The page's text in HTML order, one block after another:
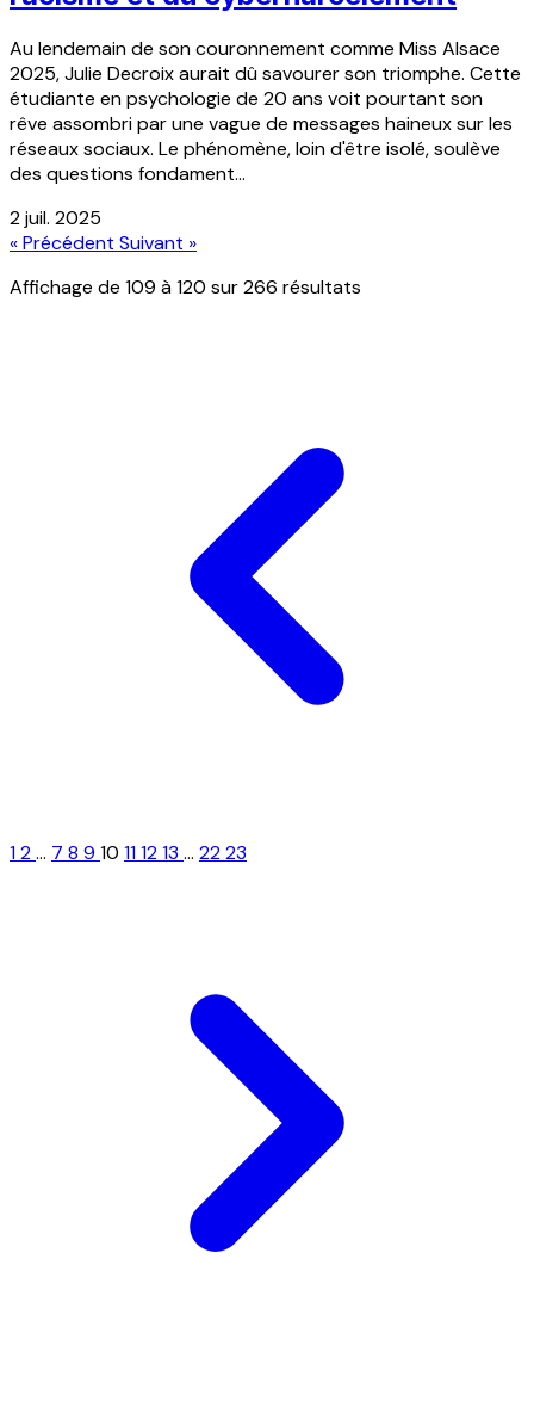
Au lendemain de son couronnement comme Miss Alsace
2025, Julie Decroix aurait dû savourer son triomphe. Cette
étudiante en psychologie de 20 ans voit pourtant son
rêve assombri par une vague de messages haineux sur les
réseaux sociaux. Le phénomène, loin d'être isolé, soulève
des questions fondament...
2 juil. 2025
« Précédent Suivant »
Affichage de 109 à120 sur266 résultats
12... 7 8 9 10 111213 ... 2223